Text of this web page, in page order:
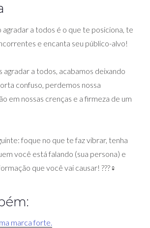
agradar a todos é o que te posiciona, te
e encanta seu público-alvo!
a todos, acabamos deixando
confuso, perdemos nossa
em nossas crenças e a firmeza de um
foque no que te faz vibrar, tenha
você está falando (sua persona) e
que você vai causar! ???‍♀️
marca forte.